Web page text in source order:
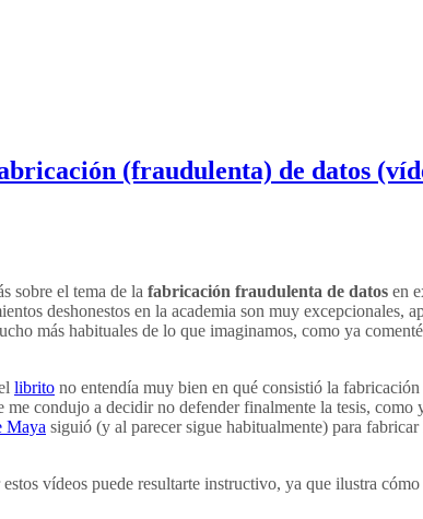
(fraudulenta) de datos
sobre el tema de la fabricación fraudulenta de datos en
deshonestos en la academia son muy excepcionales,
más habituales de lo que imaginamos, como ya
librito no entendía muy bien en qué consistió la
condujo a decidir no defender finalmente la tesis, como
Maya siguió (y al parecer sigue habitualmente) para
vídeos puede resultarte instructivo, ya que ilustra